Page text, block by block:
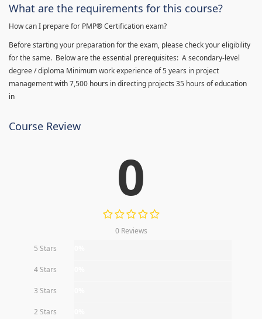
What are the requirements for this course?
How can I prepare for PMP® Certification exam?
Before starting your preparation for the exam, please check your eligibility
for the same. Below are the essential prerequisites: A secondary-level
degree / diploma Minimum work experience of 5 years in project
management with 7,500 hours in directing projects 35 hours of education
in
Course Review
0
0 Reviews
5 Stars
4 Stars
3 Stars
2 Stars